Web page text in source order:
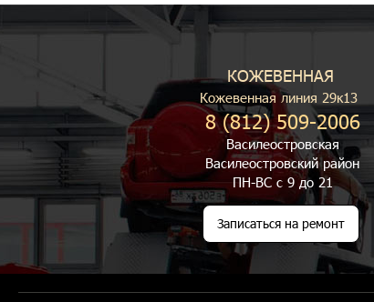
КОЖЕВЕННАЯ
Кожевенная линия 29к13
8 (812) 509-2006
Василеостровская
Василеостровский район
ПН-ВС с 9 до 21
Записаться на ремонт